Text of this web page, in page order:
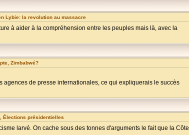
Lybie: la revolution au massacre
à aider à la compréhension entre les peuples mais là, avec la
Zimbabwé?
de presse internationales, ce qui expliquerais le succès
Élections présidentielles
larvé. On cache sous des tonnes d'arguments le fait que la Côte